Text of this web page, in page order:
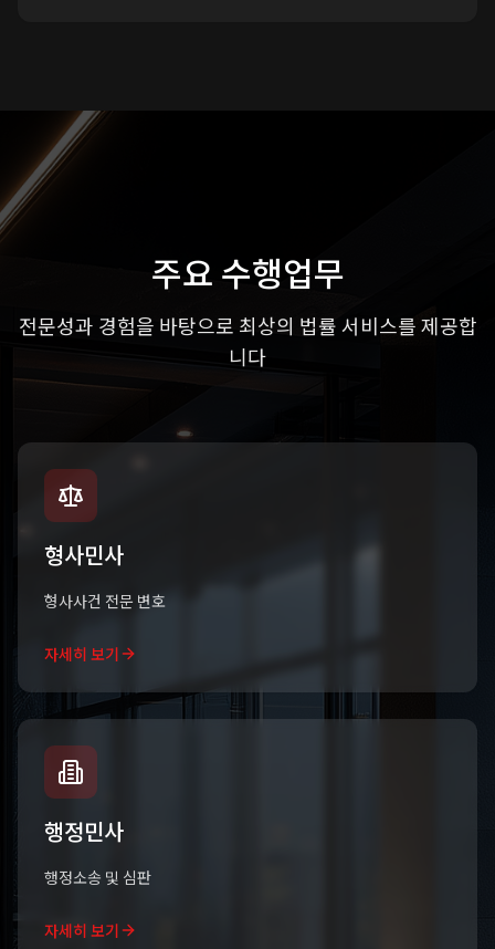
주요 수행업무
전문성과 경험을 바탕으로 최상의 법률 서비스를 제공합
니다
형사민사
형사사건 전문 변호
자세히 보기
행정민사
행정소송 및 심판
자세히 보기